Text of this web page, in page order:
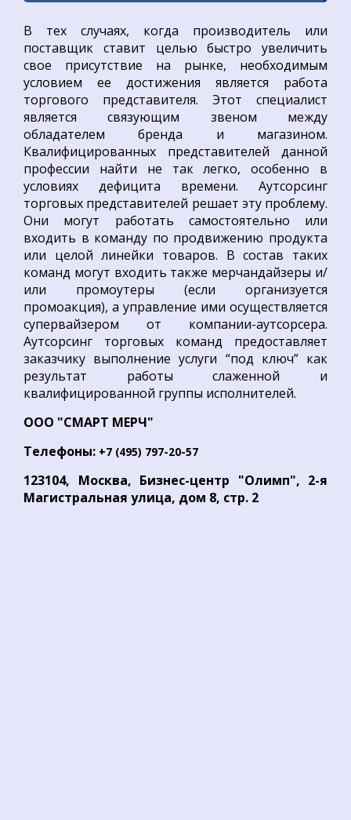
В тех случаях, когда производитель или
поставщик ставит целью быстро увеличить
свое присутствие на рынке, необходимым
условием ее достижения является работа
торгового представителя. Этот специалист
является связующим звеном между
обладателем бренда и магазином.
Квалифицированных представителей данной
профессии найти не так легко, особенно в
условиях дефицита времени. Аутсорсинг
торговых представителей решает эту проблему.
Они могут работать самостоятельно или
входить в команду по продвижению продукта
или целой линейки товаров. В состав таких
команд могут входить также мерчандайзеры и/
или промоутеры (если организуется
промоакция), а управление ими осуществляется
супервайзером от компании-аутсорсера.
Аутсорсинг торговых команд предоставляет
заказчику выполнение услуги “под ключ” как
результат работы слаженной и
квалифицированной группы исполнителей.
ООО "СМАРТ МЕРЧ"
Телефоны: +7 (495) 797-20-57
123104, Москва, Бизнес-центр "Олимп", 2-я
Магистральная улица, дом 8, стр. 2